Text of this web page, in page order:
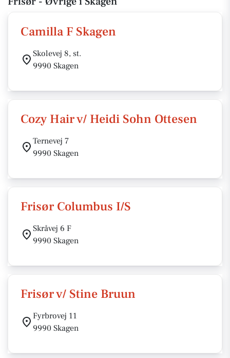
Camilla F Skagen
Skolevej 8, st.
9990 Skagen
Cozy Hair v/ Heidi Sohn Ottesen
Ternevej 7
9990 Skagen
Frisør Columbus I/S
Skråvej 6 F
9990 Skagen
Frisør v/ Stine Bruun
Fyrbrovej 11
9990 Skagen